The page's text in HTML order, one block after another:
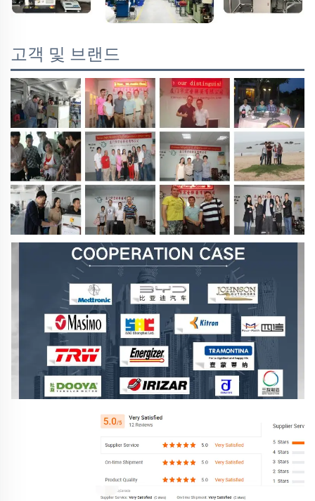
고객 및 브랜드